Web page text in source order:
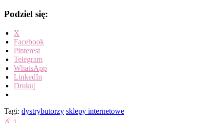
Podziel się:
X
Facebook
Pinterest
Telegram
WhatsApp
LinkedIn
Drukuj
Tagi: dystrybutorzy sklepy internetowe